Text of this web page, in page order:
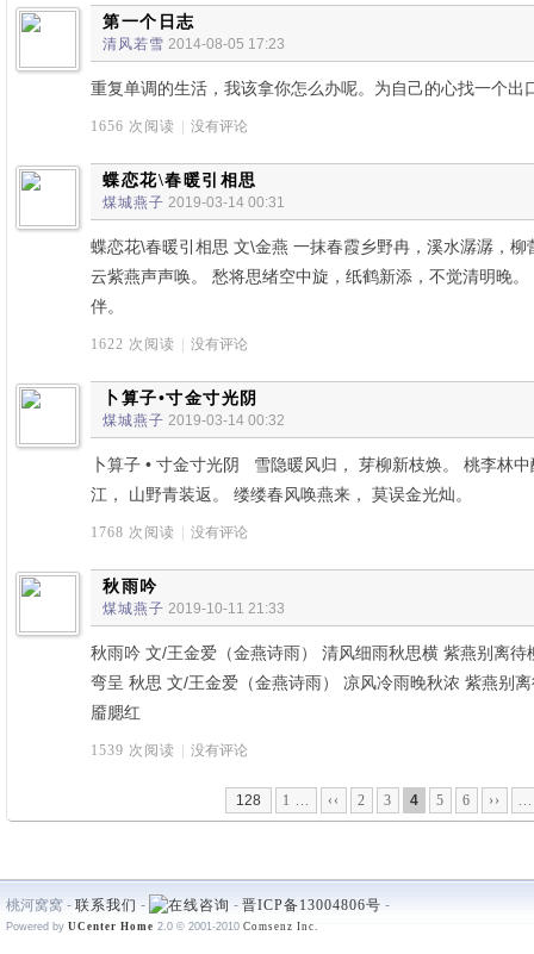
第一个日志
清风若雪 2014-08-05 17:23
重复单调的生活，我该拿你怎么办呢。为自己的心找一个出
1656 次阅读 没有评论
蝶恋花\春暖引相思
煤城燕子 2019-03-14 00:31
蝶恋花\春暖引相思 文\金燕 一抹春霞乡野冉，溪水潺潺，
云紫燕声声唤。 愁将思绪空中旋，纸鹤新添，不觉清明晚
伴。
1622 次阅读 没有评论
卜算子•寸金寸光阴
煤城燕子 2019-03-14 00:32
卜算子 • 寸金寸光阴 雪隐暖风归， 芽柳新枝焕。 桃李林
江， 山野青装返。 缕缕春风唤燕来， 莫误金光灿。
1768 次阅读 没有评论
秋雨吟
煤城燕子 2019-10-11 21:33
秋雨吟 文/王金爱（金燕诗雨） 清风细雨秋思横 紫燕别离
弯呈 秋思 文/王金爱（金燕诗雨） 凉风冷雨晚秋浓 紫燕别
靥腮红
1539 次阅读 没有评论
128 1 ... ‹‹ 2 3 4 5 6 ››
桃河窝窝 - 联系我们 - - 晋ICP备13004806号 -
Powered by UCenter Home 2.0 © 2001-2010 Comsenz Inc.